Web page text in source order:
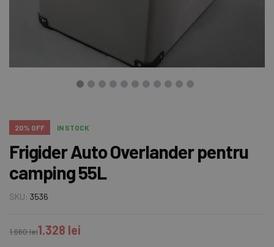
20% OFF IN STOCK
Frigider Auto Overlander pentru
camping 55L
SKU: 3536
1.660lei1.328 lei